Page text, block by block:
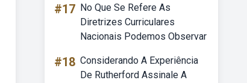
#17 No Que Se Refere As
Diretrizes Curriculares
Nacionais Podemos Observar
#18 Considerando A Experiência
De Rutherford Assinale A